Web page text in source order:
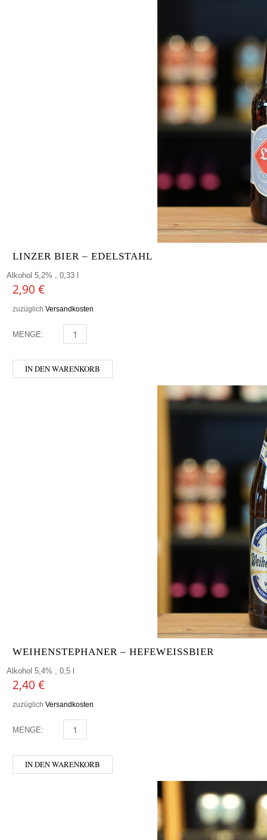
LINZER BIER – EDELSTAHL
Alkohol 5,2% , 0,33 l
2,90 €
zuzüglich Versandkosten
MENGE: LINZER BIER - EDELSTAHL MENGE
IN DEN WARENKORB
WEIHENSTEPHANER – HEFEWEISSBIER
Alkohol 5,4% , 0,5 l
2,40 €
zuzüglich Versandkosten
MENGE: WEIHENSTEPHANER - HEFEWEISSBIER MENGE
IN DEN WARENKORB